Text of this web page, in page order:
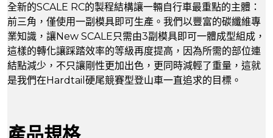
全新的SCALE RC的製程結構讓一輛自行車最重點的主體：
前三角，僅使用一副模具即可生產。我們以豐富的碳纖維專
業知識，讓New SCALE只需由3副模具即可一體成型組成，
這樣的轉化讓踩踏效率的等級再度提高，因為所需的部位連
結點減少，不只讓剛性更加出色，更同時減輕了重量，這就
是我們在Hardtail硬尾競賽型登山車一直追求的目標。
產品規格